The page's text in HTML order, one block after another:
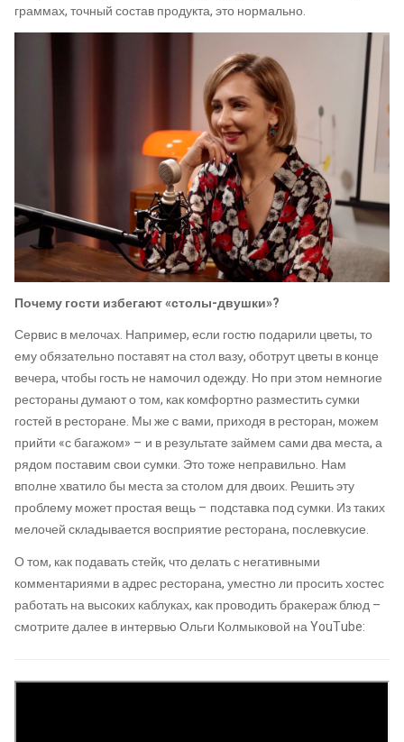
граммах, точный состав продукта, это нормально.
Почему гости избегают «столы-двушки»?
Сервис в мелочах. Например, если гостю подарили цветы, то
ему обязательно поставят на стол вазу, оботрут цветы в конце
вечера, чтобы гость не намочил одежду. Но при этом немногие
рестораны думают о том, как комфортно разместить сумки
гостей в ресторане. Мы же с вами, приходя в ресторан, можем
прийти «с багажом» – и в результате займем сами два места, а
рядом поставим свои сумки. Это тоже неправильно. Нам
вполне хватило бы места за столом для двоих. Решить эту
проблему может простая вещь – подставка под сумки. Из таких
мелочей складывается восприятие ресторана, послевкусие.
О том, как подавать стейк, что делать с негативными
комментариями в адрес ресторана, уместно ли просить хостес
работать на высоких каблуках, как проводить бракераж блюд –
смотрите далее в интервью Ольги Колмыковой на YouTube: